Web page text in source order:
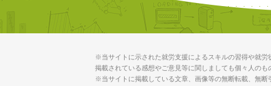
※当サイトに示された就労支援によるスキルの習得や就
掲載されている感想やご意見等に関しましても個々人の
※当サイトに掲載している文章、画像等の無断転載、無断